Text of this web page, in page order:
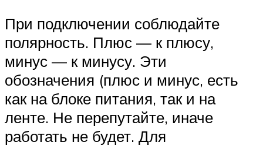
При подключении соблюдайте
полярность. Плюс — к плюсу,
минус — к минусу. Эти
обозначения (плюс и минус, есть
как на блоке питания, так и на
ленте. Не перепутайте, иначе
работать не будет. Для